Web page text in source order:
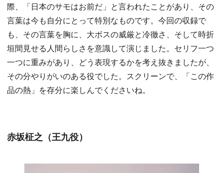
際、「日本のサモはお前だ」と言われたことがあり、その
言葉は今も自分にとって特別なものです。今回の収録で
も、その言葉を胸に、大ボスの威厳と冷徹さ、そして時折
垣間見せる人間らしさを意識して演じました。セリフ一つ
一つに重みがあり、どう表現するかを考え抜きましたが、
その分やりがいのある役でした。スクリーンで、「この作
品の熱」を存分に楽しんでくださいね。
赤坂柾之（王九役）